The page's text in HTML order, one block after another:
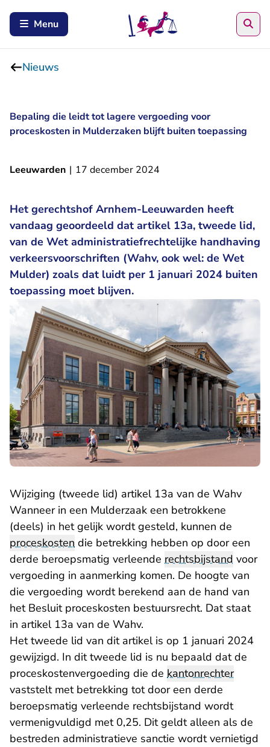
Menu
Nieuws
Bepaling die leidt tot lagere vergoeding voor
proceskosten in Mulderzaken blijft buiten toepassing
Leeuwarden | 17 december 2024
Het gerechtshof Arnhem-Leeuwarden heeft
vandaag geoordeeld dat artikel 13a, tweede lid,
van de Wet administratiefrechtelijke handhaving
verkeersvoorschriften (Wahv, ook wel: de Wet
Mulder) zoals dat luidt per 1 januari 2024 buiten
toepassing moet blijven.
Wijziging (tweede lid) artikel 13a van de Wahv
Wanneer in een Mulderzaak een betrokkene
(deels) in het gelijk wordt gesteld, kunnen de
proceskosten die betrekking hebben op door een
derde beroepsmatig verleende rechtsbijstand voor
vergoeding in aanmerking komen. De hoogte van
die vergoeding wordt berekend aan de hand van
het Besluit proceskosten bestuursrecht. Dat staat
in artikel 13a van de Wahv.
Het tweede lid van dit artikel is op 1 januari 2024
gewijzigd. In dit tweede lid is nu bepaald dat de
proceskostenvergoeding die de kantonrechter
vaststelt met betrekking tot door een derde
beroepsmatig verleende rechtsbijstand wordt
vermenigvuldigd met 0,25. Dit geldt alleen als de
bestreden administratieve sanctie wordt vernietigd